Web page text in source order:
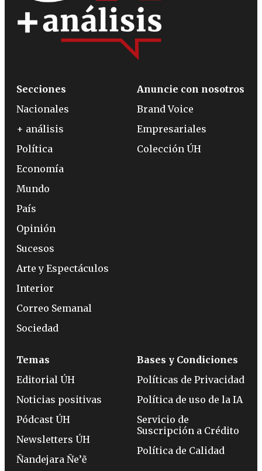
Secciones
Nacionales
+ análisis
Política
Economía
Mundo
País
Opinión
Sucesos
Arte y Espectáculos
Interior
Correo Semanal
Sociedad
Anuncie con nosotros
Brand Voice
Empresariales
Colección ÚH
Temas
Editorial ÚH
Noticias positivas
Pódcast ÚH
Newsletters ÚH
Ñandejara Ñe’ẽ
Bases y Condiciones
Políticas de Privacidad
Política de uso de la IA
Servicio de
Suscripción a Crédito
Política de Calidad